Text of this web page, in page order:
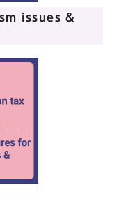
issues &